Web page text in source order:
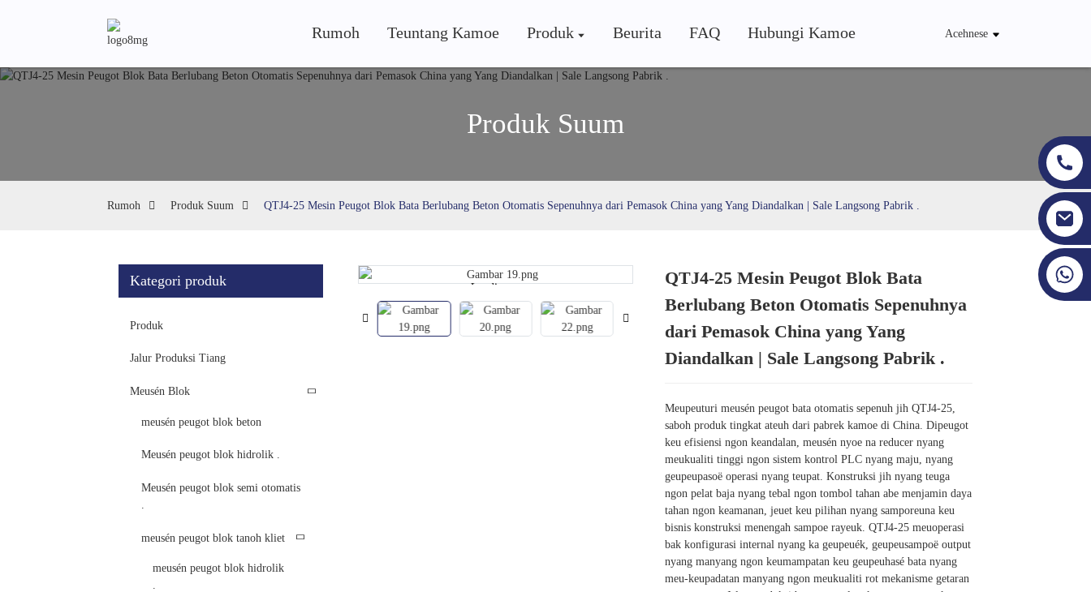
Rumoh Teuntang Kamoe Produk Beurita FAQ Hubungi Kamoe Acehnese
Produk Suum
Rumoh Produk Suum QTJ4-25 Mesin Peugot Blok Bata Berlubang Beton Otomatis Sepenuhnya dari Pemasok China yang Yang Diandalkan | Sale Langsong Pabrik .
Kategori produk
Produk
Jalur Produksi Tiang
Meusén Blok
meusén peugot blok beton
Meusén peugot blok hidrolik .
Meusén peugot blok semi otomatis
meusén peugot blok tanoh kliet
meusén peugot blok hidrolik
.
Loading...
Loading... Loading...
Loading... Loading...
Loading... Loading...
Loading...
QTJ4-25 Mesin Peugot Blok Bata
Berlubang Beton Otomatis Sepenuhnya
dari Pemasok China yang Yang
Diandalkan | Sale Langsong Pabrik .
Meupeuturi meusén peugot bata otomatis sepenuh jih QTJ4-25,
saboh produk tingkat ateuh dari pabrek kamoe di China. Dipeugot
keu efisiensi ngon keandalan, meusén nyoe na reducer nyang
meukualiti tinggi ngon sistem kontrol PLC nyang maju, nyang
geupeupasoë operasi nyang teupat. Konstruksi jih nyang teuga
ngon pelat baja nyang tebal ngon tombol tahan abe menjamin daya
tahan ngon keamanan, jeuet keu pilihan nyang samporeuna keu
bisnis konstruksi menengah sampoe rayeuk. QTJ4-25 meuoperasi
bak konfigurasi internal nyang ka geupeuék, geupeusampoë output
nyang manyang ngon keumampatan keu geupeuhasé bata nyang
meu-keupadatan manyang ngon meukualiti rot mekanisme getaran